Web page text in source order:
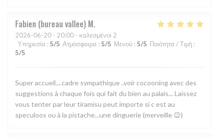
Fabien (bureau vallee) M
2026-06-20 - 20:00 - καλεσμένοι 2
Υπηρεσία : 5/5 Ατμόσφαιρα : 5/5 Μενού : 5/5 Ποιότητα / Τιμή :
5/5
Super accueil....cadre sympathique ..voir cocooning avec des
suggestions à chaque fois qui fait du bien au palais... Laissez
vous tenter par leur tiramisu peut importe si c est au
speculoos ou à la pistache...une dinguerie (merveille 😉)